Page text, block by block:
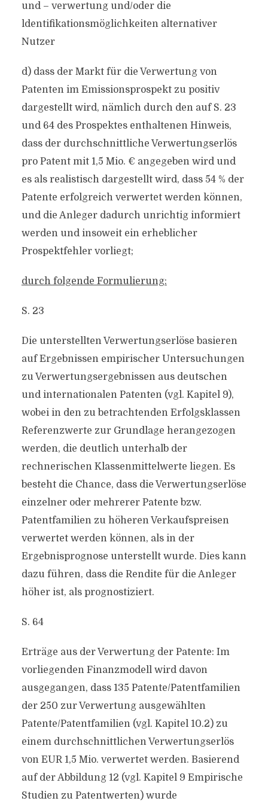
und – verwertung und/oder die
ldentifikationsmöglichkeiten alternativer
Nutzer
d) dass der Markt für die Verwertung von
Patenten im Emissionsprospekt zu positiv
dargestellt wird, nämlich durch den auf S. 23
und 64 des Prospektes enthaltenen Hinweis,
dass der durchschnittliche Verwertungserlös
pro Patent mit 1,5 Mio. € angegeben wird und
es als realistisch dargestellt wird, dass 54 % der
Patente erfolgreich verwertet werden können,
und die Anleger dadurch unrichtig informiert
werden und insoweit ein erheblicher
Prospektfehler vorliegt;
durch folgende Formulierung:
S. 23
Die unterstellten Verwertungserlöse basieren
auf Ergebnissen empirischer Untersuchungen
zu Verwertungsergebnissen aus deutschen
und internationalen Patenten (vgl. Kapitel 9),
wobei in den zu betrachtenden Erfolgsklassen
Referenzwerte zur Grundlage herangezogen
werden, die deutlich unterhalb der
rechnerischen Klassenmittelwerte liegen. Es
besteht die Chance, dass die Verwertungserlöse
einzelner oder mehrerer Patente bzw.
Patentfamilien zu höheren Verkaufspreisen
verwertet werden können, als in der
Ergebnisprognose unterstellt wurde. Dies kann
dazu führen, dass die Rendite für die Anleger
höher ist, als prognostiziert.
S. 64
Erträge aus der Verwertung der Patente: Im
vorliegenden Finanzmodell wird davon
ausgegangen, dass 135 Patente/Patentfamilien
der 250 zur Verwertung ausgewählten
Patente/Patentfamilien (vgl. Kapitel 10.2) zu
einem durchschnittlichen Verwertungserlös
von EUR 1,5 Mio. verwertet werden. Basierend
auf der Abbildung 12 (vgl. Kapitel 9 Empirische
Studien zu Patentwerten) wurde